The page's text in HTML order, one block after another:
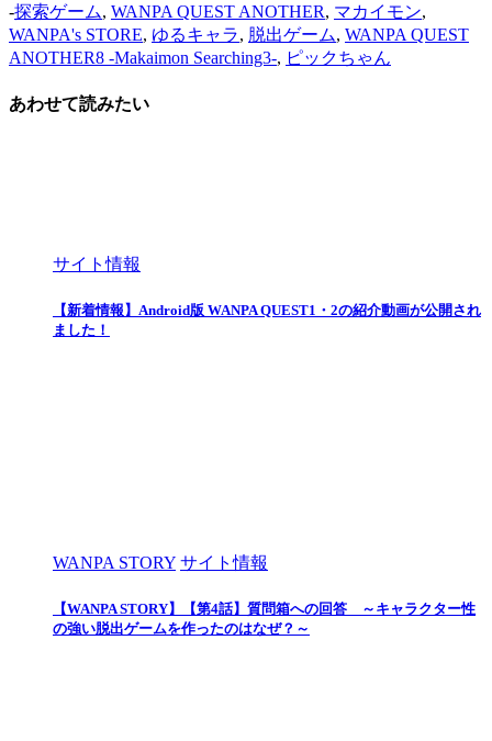
-探索ゲーム, WANPA QUEST ANOTHER, マカイモン,
WANPA's STORE, ゆるキャラ, 脱出ゲーム, WANPA QUEST
ANOTHER8 -Makaimon Searching3-, ピックちゃん
あわせて読みたい
サイト情報
【新着情報】Android版 WANPA QUEST1・2の紹介動画が公開され
ました！
WANPA STORY サイト情報
【WANPA STORY】【第4話】質問箱への回答 ～キャラクター性
の強い脱出ゲームを作ったのはなぜ？～